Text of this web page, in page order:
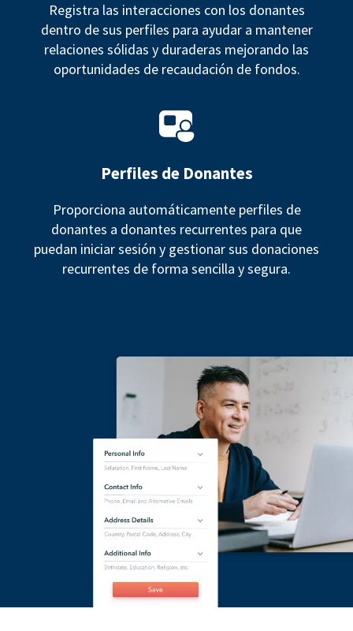
Registra las interacciones con los donantes
dentro de sus perfiles para ayudar a mantener
relaciones sólidas y duraderas mejorando las
oportunidades de recaudación de fondos.
Perfiles de Donantes
Proporciona automáticamente perfiles de
donantes a donantes recurrentes para que
puedan iniciar sesión y gestionar sus donaciones
recurrentes de forma sencilla y segura.